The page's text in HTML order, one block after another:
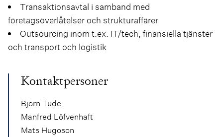
Transaktionsavtal i samband med
företagsöverlåtelser och strukturaffärer
Outsourcing inom t.ex. IT/tech, finansiella tjänster
och transport och logistik
Kontaktpersoner
Björn Tude
Manfred Löfvenhaft
Mats Hugoson